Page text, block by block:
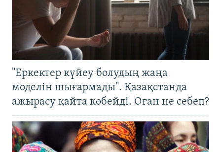
"Еркектер күйеу болудың жаңа
моделін шығармады". Қазақстанда
ажырасу қайта көбейді. Оған не себеп?